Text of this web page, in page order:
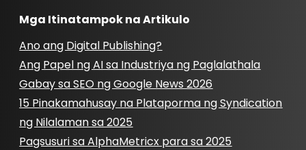
Mga Itinatampok na Artikulo
Ano ang Digital Publishing?
Ang Papel ng AI sa Industriya ng Paglalathala
Gabay sa SEO ng Google News 2026
15 Pinakamahusay na Plataporma ng Syndication
ng Nilalaman sa 2025
Pagsusuri sa AlphaMetricx para sa 2025